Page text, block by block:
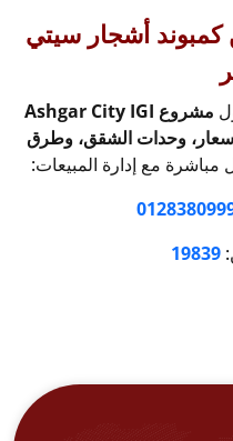
كمبوند أشجار سيتي
مشروع Ashgar City IGI
وحدات الشقق، وطرق
مباشرة مع إدارة المبيعات:
19839